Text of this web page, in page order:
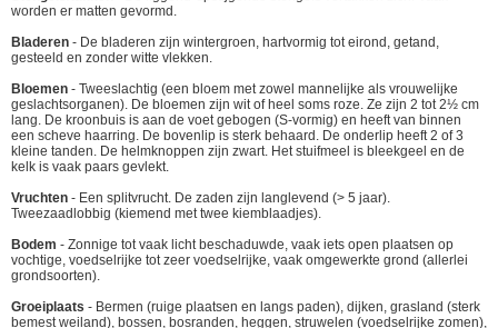
worden er matten gevormd.
Bladeren - De bladeren zijn wintergroen, hartvormig tot eirond, getand,
gesteeld en zonder witte vlekken.
Bloemen - Tweeslachtig (een bloem met zowel mannelijke als vrouwelijke
geslachtsorganen). De bloemen zijn wit of heel soms roze. Ze zijn 2 tot 2½ cm
lang. De kroonbuis is aan de voet gebogen (S-vormig) en heeft van binnen
een scheve haarring. De bovenlip is sterk behaard. De onderlip heeft 2 of 3
kleine tanden. De helmknoppen zijn zwart. Het stuifmeel is bleekgeel en de
kelk is vaak paars gevlekt.
Vruchten - Een splitvrucht. De zaden zijn langlevend (> 5 jaar).
Tweezaadlobbig (kiemend met twee kiemblaadjes).
Bodem - Zonnige tot vaak licht beschaduwde, vaak iets open plaatsen op
vochtige, voedselrijke tot zeer voedselrijke, vaak omgewerkte grond (allerlei
grondsoorten).
Groeiplaats - Bermen (ruige plaatsen en langs paden), dijken, grasland (sterk
bemest weiland), bossen, bosranden, heggen, struwelen (voedselrijke zomen),